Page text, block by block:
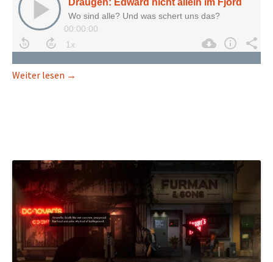
Weiter lesen Draugen: Edward nicht allein im Fjord
→